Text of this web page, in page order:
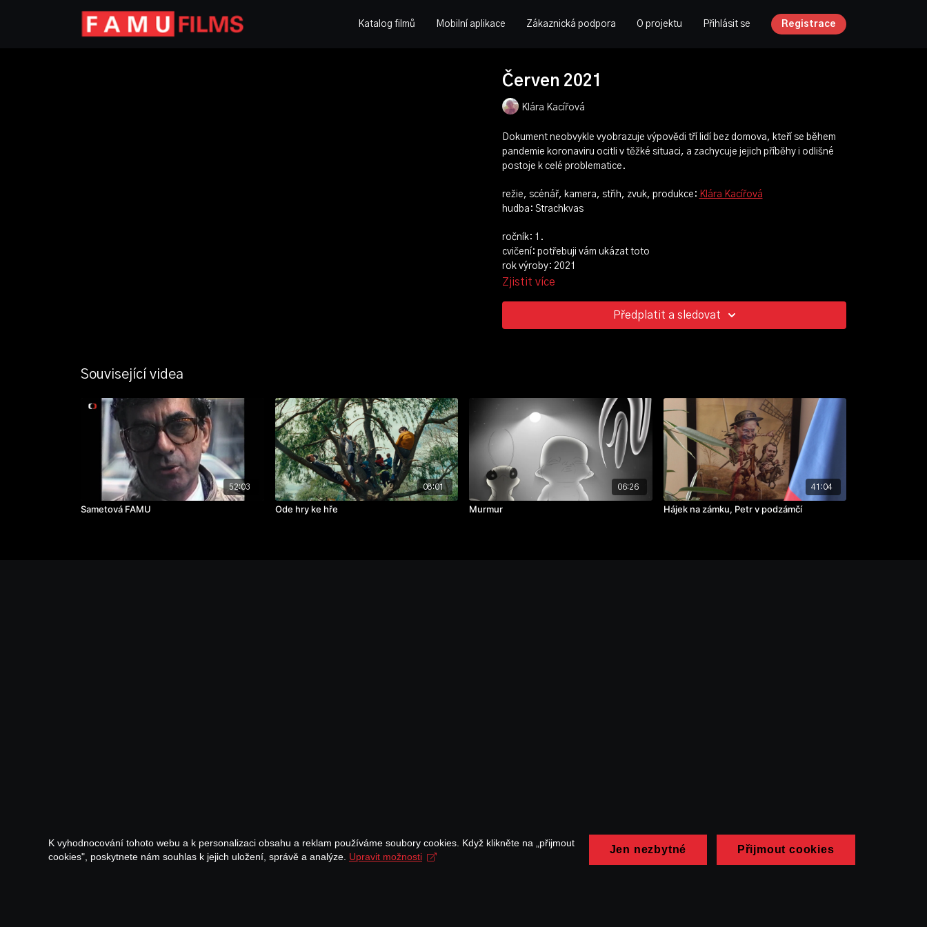
Katalog filmů Mobilní aplikace Zákaznická podpora O projektu Přihlásit se Registrace
Červen 2021
Klára Kacířová
Dokument neobvykle vyobrazuje výpovědi tří lidí bez domova, kteří se během
pandemie koronaviru ocitli v těžké situaci, a zachycuje jejich příběhy i odlišné
postoje k celé problematice.
režie, scénář, kamera, střih, zvuk, produkce: Klára Kacířová
hudba: Strachkvas
ročník: 1.
cvičení: potřebuji vám ukázat toto
rok výroby: 2021
Zjistit více
Předplatit a sledovat
Související videa
52:03
Sametová FAMU
08:01
Ode hry ke hře
06:26
Murmur
41:04
Hájek na zámku, Petr v podzámčí
K vyhodnocování tohoto webu a k personalizaci obsahu a reklam používáme soubory cookies. Když klikněte na „přijmout
cookies", poskytnete nám souhlas k jejich uložení, správě a analýze. Upravit možnosti
Jen nezbytné Přijmout cookies